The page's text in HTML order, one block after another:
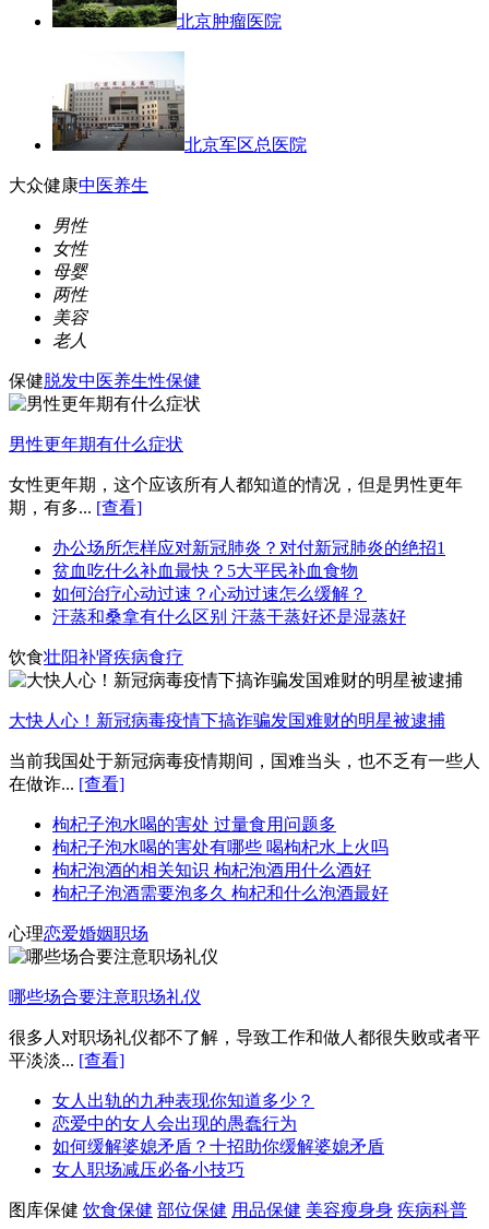
北京肿瘤医院
北京军区总医院
大众健康中医养生
男性
女性
母婴
两性
美容
老人
保健脱发中医养生性保健
男性更年期有什么症状
女性更年期，这个应该所有人都知道的情况，但是男性更年
期，有多... [查看]
办公场所怎样应对新冠肺炎？对付新冠肺炎的绝招1
贫血吃什么补血最快？5大平民补血食物
如何治疗心动过速？心动过速怎么缓解？
汗蒸和桑拿有什么区别 汗蒸干蒸好还是湿蒸好
饮食壮阳补肾疾病食疗
大快人心！新冠病毒疫情下搞诈骗发国难财的明星被逮捕
当前我国处于新冠病毒疫情期间，国难当头，也不乏有一些人
在做诈... [查看]
枸杞子泡水喝的害处 过量食用问题多
枸杞子泡水喝的害处有哪些 喝枸杞水上火吗
枸杞泡酒的相关知识 枸杞泡酒用什么酒好
枸杞子泡酒需要泡多久 枸杞和什么泡酒最好
心理恋爱婚姻职场
哪些场合要注意职场礼仪
很多人对职场礼仪都不了解，导致工作和做人都很失败或者平
平淡淡... [查看]
女人出轨的九种表现你知道多少？
恋爱中的女人会出现的愚蠢行为
如何缓解婆媳矛盾？十招助你缓解婆媳矛盾
女人职场减压必备小技巧
图库保健 饮食保健 部位保健 用品保健 美容瘦身身 疾病科普